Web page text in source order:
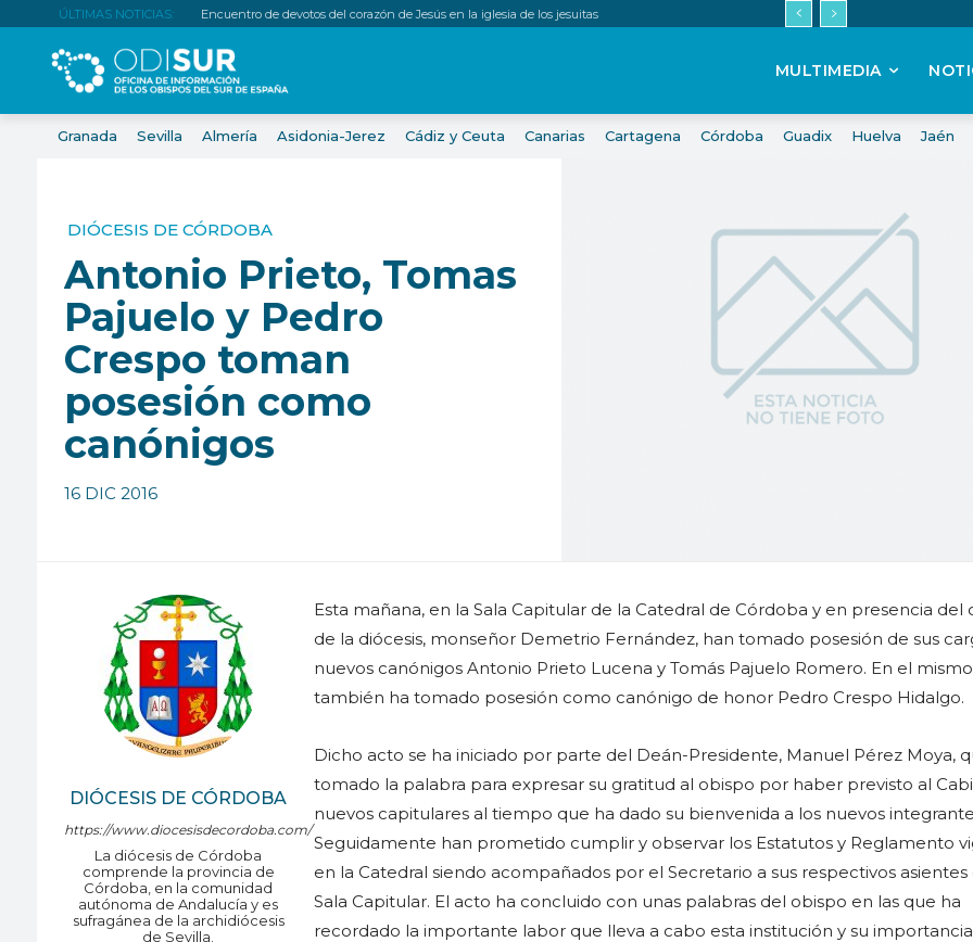
ÚLTIMAS NOTICIAS: Encuentro de devotos del corazón de Jesús en la iglesia de los jesuitas
MULTIMEDIA
Granada Sevilla Almería Asidonia-Jerez Cádiz y Ceuta Canarias Cartagena Córdoba Guadix Huelva Jaén
DIÓCESIS DE CÓRDOBA
Antonio Prieto, Tomas
Pajuelo y Pedro
Crespo toman
posesión como
canónigos
16 DIC 2016
DIÓCESIS DE CÓRDOBA
https://www.diocesisdecordoba.com/
La diócesis de Córdoba
comprende la provincia de
Córdoba, en la comunidad
autónoma de Andalucía y es
sufragánea de la archidiócesis
de Sevilla.
Esta mañana, en la Sala Capitular de la Catedral de Córdoba y en presencia del
de la diócesis, monseñor Demetrio Fernández, han tomado posesión de sus
nuevos canónigos Antonio Prieto Lucena y Tomás Pajuelo Romero. En el
también ha tomado posesión como canónigo de honor Pedro Crespo Hidalgo.
Dicho acto se ha iniciado por parte del Deán-Presidente, Manuel Pérez Moya,
tomado la palabra para expresar su gratitud al obispo por haber previsto al
nuevos capitulares al tiempo que ha dado su bienvenida a los nuevos
Seguidamente han prometido cumplir y observar los Estatutos y Reglamento
en la Catedral siendo acompañados por el Secretario a sus respectivos asientes
Sala Capitular. El acto ha concluido con unas palabras del obispo en las que ha
recordado la importante labor que lleva a cabo esta institución y su